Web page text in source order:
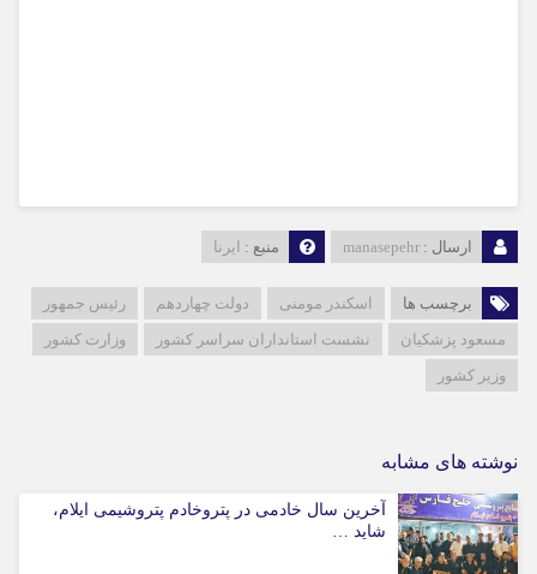
ارسال : manasepehr منبع : ایرنا
برچسب ها اسکندر مومنی دولت چهاردهم
رئیس جمهور
مسعود پزشکیان
نشست استانداران سراسر کشور
وزارت کشور
وزیر کشور
نوشته های مشابه
آخرین سال خادمی در پتروخادم پتروشیمی ایلام،
شاید …